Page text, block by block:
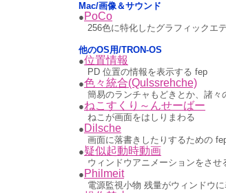
Mac/画像＆サウンド
● PoCo
256色に特化したグラフィックエ
他のOS用/TRON-OS
●位置情報
PD 位置の情報を表示する fep
●色々統合(Qulssrehche)
簡易のランチャもどきとか、諸々
●ねこすくり～んせーばー
ねこが画面をはしりまわる
● Dilsche
画面に落書きしたりするための
●疑似起動時動画
ウィンドウアニメーションをさせ
● Philmeit
電源監視小物 残量がウィンドウ